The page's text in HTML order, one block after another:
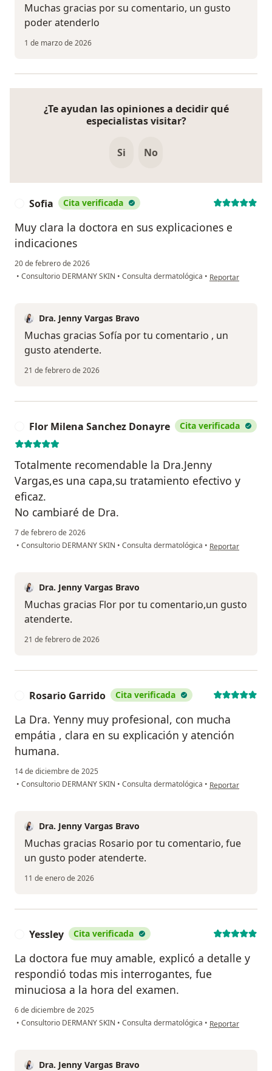
Muchas gracias por su comentario, un gusto
poder atenderlo
1 de marzo de 2026
¿Te ayudan las opiniones a decidir qué
especialistas visitar?
Si No
Sofia Cita verificada
Muy clara la doctora en sus explicaciones e
indicaciones
20 de febrero de 2026
• Consultorio DERMANY SKIN • Consulta dermatológica • en opinión del
Reportar
Dra. Jenny Vargas Bravo
Muchas gracias Sofía por tu comentario , un
gusto atenderte.
21 de febrero de 2026
Flor Milena Sanchez Donayre Cita verificada
Totalmente recomendable la Dra.Jenny
Vargas,es una capa,su tratamiento efectivo y
eficaz.
No cambiaré de Dra.
7 de febrero de 2026
• Consultorio DERMANY SKIN • Consulta dermatológica • en opinión del
Reportar
Dra. Jenny Vargas Bravo
Muchas gracias Flor por tu comentario,un gusto
atenderte.
21 de febrero de 2026
Rosario Garrido Cita verificada
La Dra. Yenny muy profesional, con mucha
empátia , clara en su explicación y atención
humana.
14 de diciembre de 2025
• Consultorio DERMANY SKIN • Consulta dermatológica • en opinión del
Reportar
Dra. Jenny Vargas Bravo
Muchas gracias Rosario por tu comentario, fue
un gusto poder atenderte.
11 de enero de 2026
Yessley Cita verificada
La doctora fue muy amable, explicó a detalle y
respondió todas mis interrogantes, fue
minuciosa a la hora del examen.
6 de diciembre de 2025
• Consultorio DERMANY SKIN • Consulta dermatológica • en opinión del
Reportar
Dra. Jenny Vargas Bravo